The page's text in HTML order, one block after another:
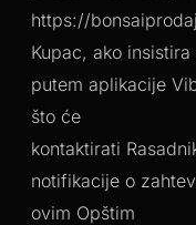
https://
Kupac, ako
putem aplikacije
što će
kontaktirati
notifikacije o
ovim Opštim